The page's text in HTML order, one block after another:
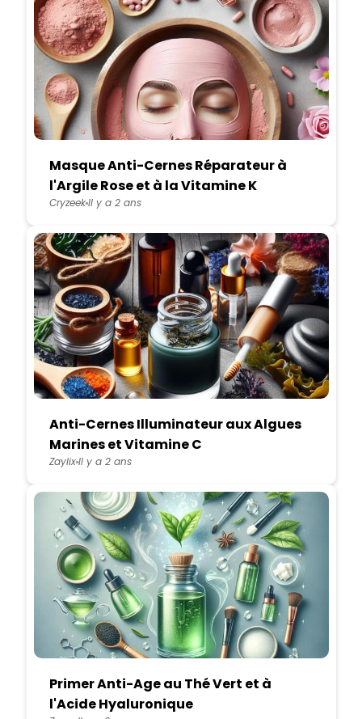
Masque Anti-Cernes Réparateur à
l'Argile Rose et à la Vitamine K
CryzeekIl y a 2 ans
Anti-Cernes Illuminateur aux Algues
Marines et Vitamine C
ZaylixIl y a 2 ans
Primer Anti-Age au Thé Vert et à
l'Acide Hyaluronique